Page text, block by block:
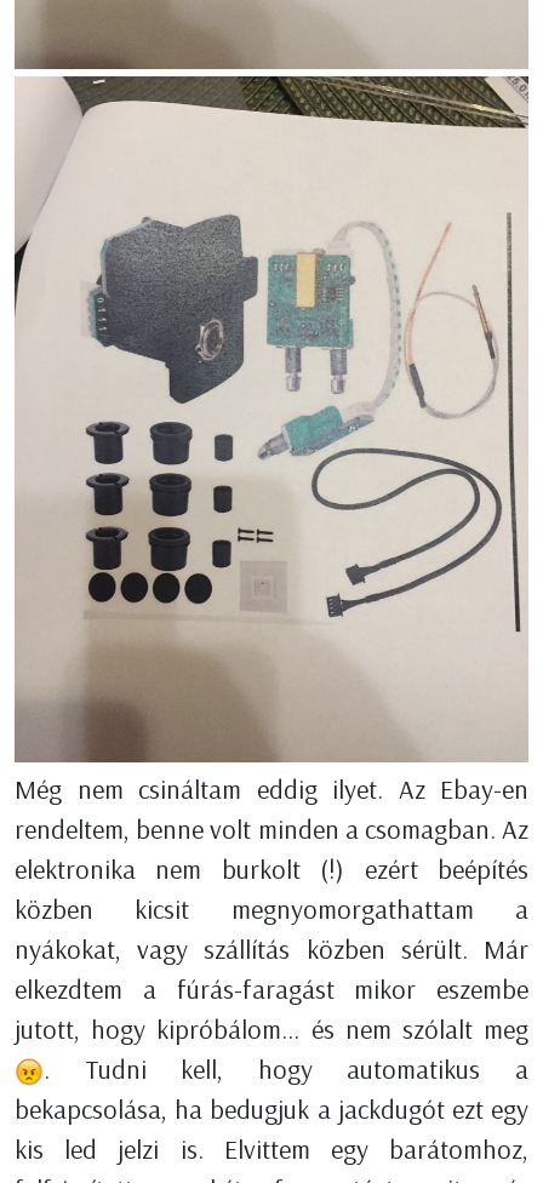
Még nem csináltam eddig ilyet. Az Ebay-en
rendeltem, benne volt minden a csomagban. Az
elektronika nem burkolt (!) ezért beépítés
közben kicsit megnyomorgathattam a
nyákokat, vagy szállítás közben sérült. Már
elkezdtem a fúrás-faragást mikor eszembe
jutott, hogy kipróbálom… és nem szólalt meg
. Tudni kell, hogy automatikus a
bekapcsolása, ha bedugjuk a jackdugót ezt egy
kis led jelzi is. Elvittem egy barátomhoz,